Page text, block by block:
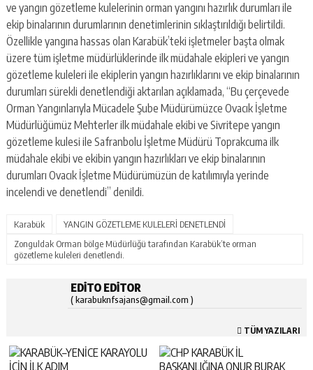
ve yangın gözetleme kulelerinin orman yangını hazırlık durumları ile
ekip binalarının durumlarının denetimlerinin sıklaştırıldığı belirtildi.
Özellikle yangına hassas olan Karabük’teki işletmeler başta olmak
üzere tüm işletme müdürlüklerinde ilk müdahale ekipleri ve yangın
gözetleme kuleleri ile ekiplerin yangın hazırlıklarını ve ekip binalarının
durumları sürekli denetlendiği aktarılan açıklamada, “Bu çerçevede
Orman Yangınlarıyla Mücadele Şube Müdürümüzce Ovacık İşletme
Müdürlüğümüz Mehterler ilk müdahale ekibi ve Sivritepe yangın
gözetleme kulesi ile Safranbolu İşletme Müdürü Toprakcuma ilk
müdahale ekibi ve ekibin yangın hazırlıkları ve ekip binalarının
durumları Ovacık İşletme Müdürümüzün de katılımıyla yerinde
incelendi ve denetlendi” denildi.
Karabük
YANGIN GÖZETLEME KULELERİ DENETLENDİ
Zonguldak Orman bölge Müdürlüğü tarafından Karabük’te orman
gözetleme kuleleri denetlendi.
EDITO EDITOR
( karabuknfsajans@gmail.com )
TÜM YAZILARI